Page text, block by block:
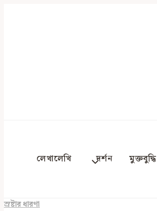
লেখালেখি দর্শন মুক্তবুদ্ধি
স্রষ্টার ধারণা